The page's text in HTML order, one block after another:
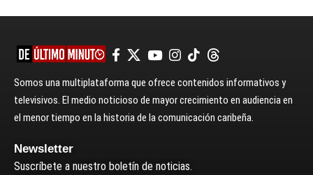
Somos una multiplataforma que ofrece contenidos informativos y
televisivos. El medio noticioso de mayor crecimiento en audiencia en
el menor tiempo en la historia de la comunicación caribeña.
Newsletter
Suscríbete a nuestro boletín de noticias.